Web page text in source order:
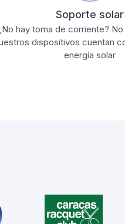
Soporte solar
hay toma de corriente?
dispositivos cuentan
energía solar